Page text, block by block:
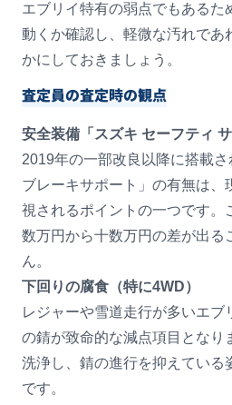
エブリイ特有の弱点でもあるた
動くか確認し、軽微な汚れであ
かにしておきましょう。
査定員の査定時の観点
安全装備「スズキ セーフティ サ
2019年の一部改良以降に搭載
ブレーキサポート」の有無は、
視されるポイントの一つです。
数万円から十数万円の差が出る
ん。
下回りの腐食（特に4WD）
レジャーや雪道走行が多いエブ
の錆が致命的な減点項目となり
洗浄し、錆の進行を抑えている
です。